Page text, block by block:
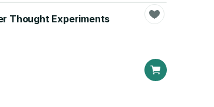
Thought Experiments